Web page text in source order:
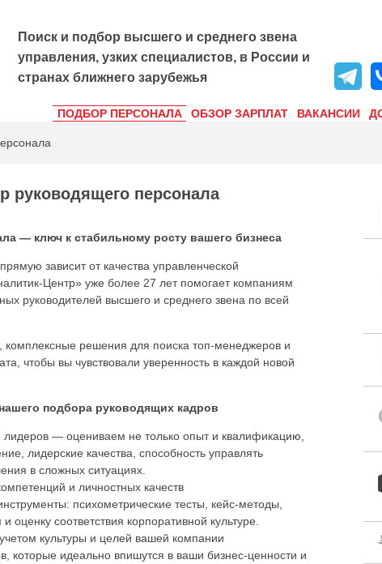
Поиск и подбор высшего и среднего звена
управления, узких специалистов, в России и
странах ближнего зарубежья
ПОДБОР ПЕРСОНАЛА ОБЗОР ЗАРПЛАТ ВАКАНСИИ
руководящего персонала
— ключ к стабильному росту вашего бизнеса
зависит от качества управленческой
Центр» уже более 27 лет помогает компаниям
руководителей высшего и среднего звена по всей
решения для поиска топ-менеджеров и
чтобы вы чувствовали уверенность в каждой новой
подбора руководящих кадров
— оцениваем не только опыт и квалификацию,
лидерские качества, способность управлять
в сложных ситуациях.
и личностных качеств
психометрические тесты, кейс-методы,
оценку соответствия корпоративной культуре.
культуры и целей вашей компании
которые идеально впишутся в ваши бизнес-ценности и